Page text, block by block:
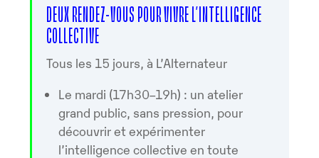
DEUX RENDEZ-VOUS POUR VIVRE L’INTELLIGENCE
COLLECTIVE
Tous les 15 jours, à L’Alternateur
Le mardi (17h30–19h) : un atelier
grand public, sans pression, pour
découvrir et expérimenter
l’intelligence collective en toute